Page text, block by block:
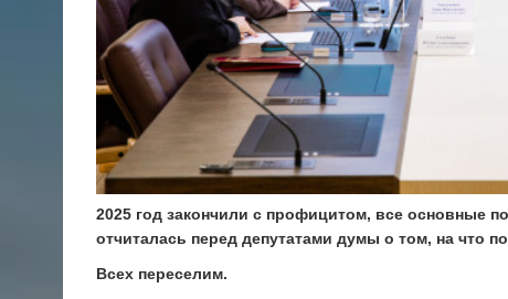
2025 год закончили с профицитом, все основные
отчиталась перед депутатами думы о том, на что
Всех переселим.